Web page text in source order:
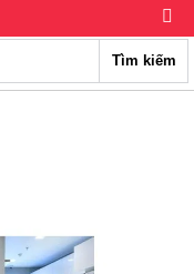
Tìm kiếm